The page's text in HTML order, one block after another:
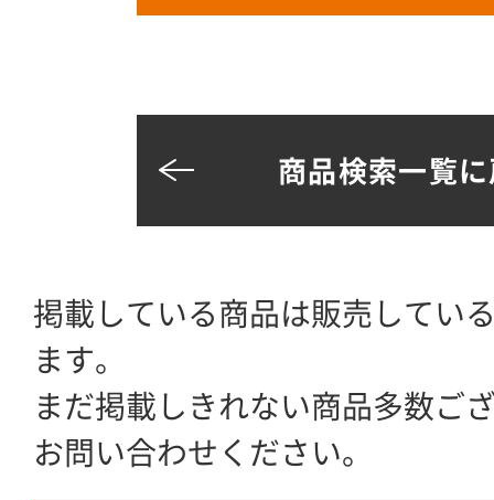
商品検索一覧
掲載している商品は販売してい
ます。
まだ掲載しきれない商品多数ご
お問い合わせください。